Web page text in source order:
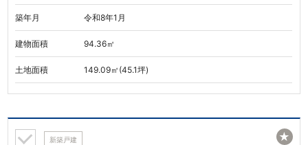
築年月 令和8年1月
建物面積 94.36㎡
土地面積 149.09㎡(45.1坪)
新築戸建 ★